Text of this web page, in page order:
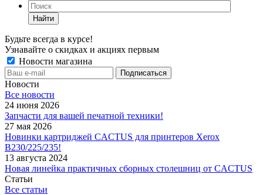
Найти
Будьте всегда в курсе!
Узнавайте о скидках и акциях первым
Новости магазина
Новости
Все новости
24 июня 2026
Запчасти для вашей печатной техники!
27 мая 2026
Новинки картриджей CACTUS для принтеров Xerox
B230/225/235!
13 августа 2024
Новая линейка практичных сборных столешниц от CACTUS
Статьи
Все статьи